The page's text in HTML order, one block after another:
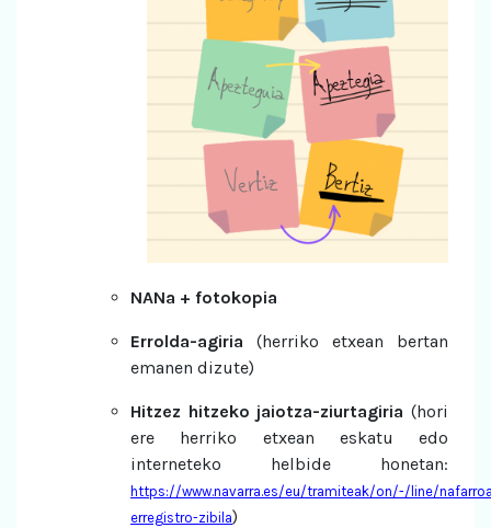
NANa + fotokopia
Errolda-agiria (herriko etxean bertan
emanen dizute)
Hitzez hitzeko jaiotza-ziurtagiria (hori
ere herriko etxean eskatu edo
interneteko helbide honetan:
https://www.navarra.es/eu/tramiteak/on/-/line/
erregistro-zibila)